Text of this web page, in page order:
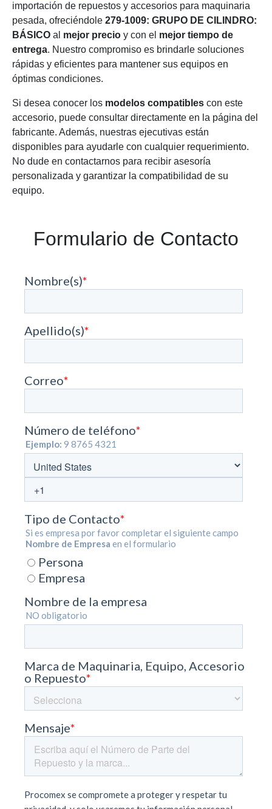
importación de repuestos y accesorios para maquinaria
pesada, ofreciéndole 279-1009: GRUPO DE CILINDRO:
BÁSICO al mejor precio y con el mejor tiempo de
entrega. Nuestro compromiso es brindarle soluciones
rápidas y eficientes para mantener sus equipos en
óptimas condiciones.
Si desea conocer los modelos compatibles con este
accesorio, puede consultar directamente en la página del
fabricante. Además, nuestras ejecutivas están
disponibles para ayudarle con cualquier requerimiento.
No dude en contactarnos para recibir asesoría
personalizada y garantizar la compatibilidad de su
equipo.
Formulario de Contacto